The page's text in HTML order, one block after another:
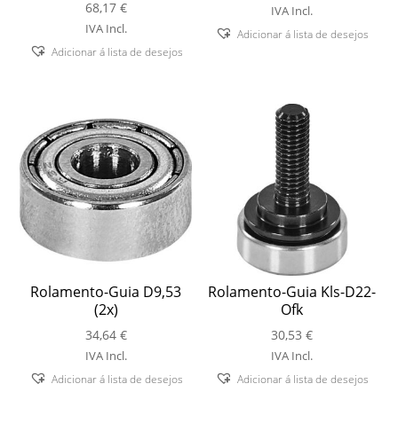
68,17 €
IVA Incl.
Adicionar á lista de desejos
IVA Incl.
Adicionar á lista de desejos
Rolamento-Guia D9,53
(2x)
34,64 €
IVA Incl.
Adicionar á lista de desejos
Rolamento-Guia Kls-D22-
Ofk
30,53€
IVA Incl.
Adicionar á lista de desejos